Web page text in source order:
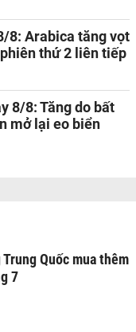
8: Arabica tăng vọt
thứ 2 liên tiếp
8/8: Tăng do bất
mở lại eo biển
Quốc mua thêm
7